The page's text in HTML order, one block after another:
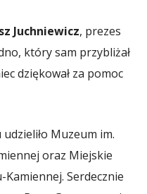
Juchniewicz, prezes
który sam przybliżał
dziękował za pomoc
Muzeum im.
oraz Miejskie
Serdecznie